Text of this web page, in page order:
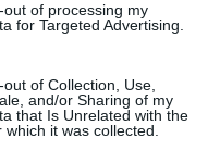
out of processing my
for Targeted Advertising.
of Collection, Use,
and/or Sharing of my
that Is Unrelated with the
it was collected.
μήνυμα στο Viber